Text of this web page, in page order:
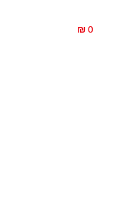
0 ₪